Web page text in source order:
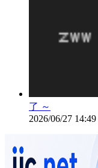
了 ～
2026/06/27 14:49